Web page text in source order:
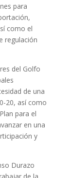
para
como el
regulación
del Golfo
de una
20, así como
para el
en una
y
Durazo